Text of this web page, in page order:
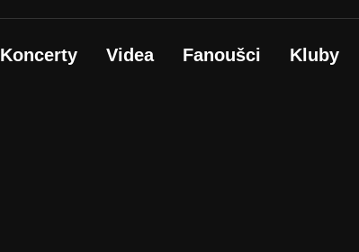
Koncerty Videa Fanoušci Kluby